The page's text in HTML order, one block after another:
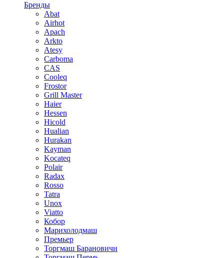
Бренды
Abat
Airhot
Apach
Arkto
Atesy
Carboma
CAS
Cooleq
Frostor
Grill Master
Haier
Hessen
Hicold
Hualian
Hurakan
Kayman
Kocateq
Polair
Radax
Rosso
Tatra
Unox
Viatto
Кобор
Марихолодмаш
Премьер
Торгмаш Барановичи